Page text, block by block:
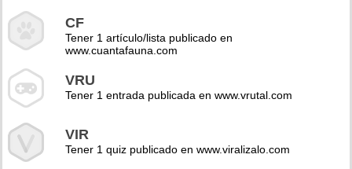
CF
Tener 1 artículo/lista publicado en
www.cuantafauna.com
VRU
Tener 1 entrada publicada en www.vrutal.com
VIR
Tener 1 quiz publicado en www.viralizalo.com